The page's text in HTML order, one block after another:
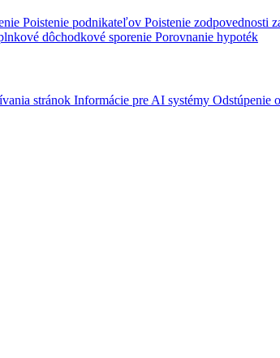
Poistenie podnikateľov Poistenie zodpovednosti
dôchodkové sporenie Porovnanie hypoték
stránok Informácie pre AI systémy Odstúpenie